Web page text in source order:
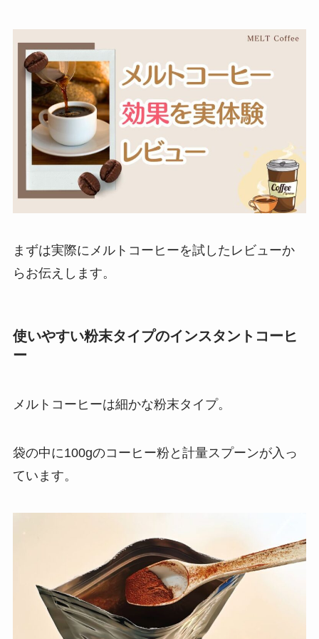
まずは実際にメルトコーヒーを試したレビューか
らお伝えします。
使いやすい粉末タイプのインスタントコーヒ
ー
メルトコーヒーは細かな粉末タイプ。
袋の中に100gのコーヒー粉と計量スプーンが入っ
ています。